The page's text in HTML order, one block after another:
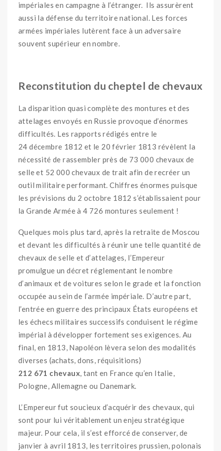
impériales en campagne à l’étranger. Ils assurèrent
aussi la défense du territoire national. Les forces
armées impériales lutèrent face à un adversaire
souvent supérieur en nombre.
Reconstitution du cheptel de chevaux
La disparition quasi complète des montures et des
attelages envoyés en Russie provoque d’énormes
difficultés. Les rapports rédigés entre le
24 décembre 1812 et le 20 février 1813 révèlent la
nécessité de rassembler près de 73 000 chevaux de
selle et 52 000 chevaux de trait afin de recréer un
outil militaire performant. Chiffres énormes puisque
les prévisions du 2 octobre 1812 s’établissaient pour
la Grande Armée à 4 726 montures seulement !
Quelques mois plus tard, après la retraite de Moscou
et devant les difficultés à réunir une telle quantité de
chevaux de selle et d’attelages, l’Empereur
promulgue un décret réglementant le nombre
d’animaux et de voitures selon le grade et la fonction
occupée au sein de l’armée impériale. D’autre part,
l’entrée en guerre des principaux États européens et
les échecs militaires successifs conduisent le régime
impérial à développer fortement ses exigences. Au
final, en 1813, Napoléon lèvera selon des modalités
diverses (achats, dons, réquisitions)
212 671 chevaux, tant en France qu’en Italie,
Pologne, Allemagne ou Danemark.
L’Empereur fut soucieux d’acquérir des chevaux, qui
sont pour lui véritablement un enjeu stratégique
majeur. Pour cela, il s’est efforcé de conserver, de
janvier à avril 1813, les territoires prussien, polonais